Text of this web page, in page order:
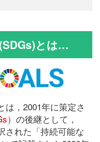
とは…
は，2001年に策定さ
の後継として，
された「持続可能な